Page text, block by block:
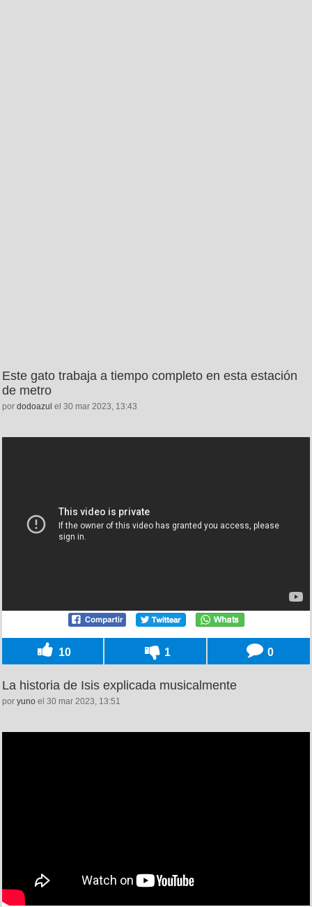
Este gato trabaja a tiempo completo en esta estación
de metro
por dodoazul el 30 mar 2023, 13:43
10 1 0
La historia de Isis explicada musicalmente
por yuno el 30 mar 2023, 13:51